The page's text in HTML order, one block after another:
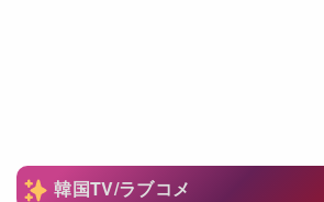
韓国TV/ラブコメ